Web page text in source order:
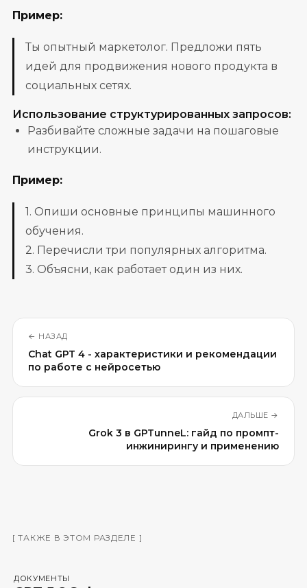
Пример:
Ты опытный маркетолог. Предложи пять
идей для продвижения нового продукта в
социальных сетях.
Использование структурированных запросов:
Разбивайте сложные задачи на пошаговые
инструкции.
Пример:
1. Опиши основные принципы машинного
обучения.
2. Перечисли три популярных алгоритма.
3. Объясни, как работает один из них.
← НАЗАД
Chat GPT 4 - характеристики и рекомендации
по работе с нейросетью
ДАЛЬШЕ →
Grok 3 в GPTunneL: гайд по промпт-
инжинирингу и применению
[ТАКЖЕ В ЭТОМ РАЗДЕЛЕ ]
ДОКУМЕНТЫ